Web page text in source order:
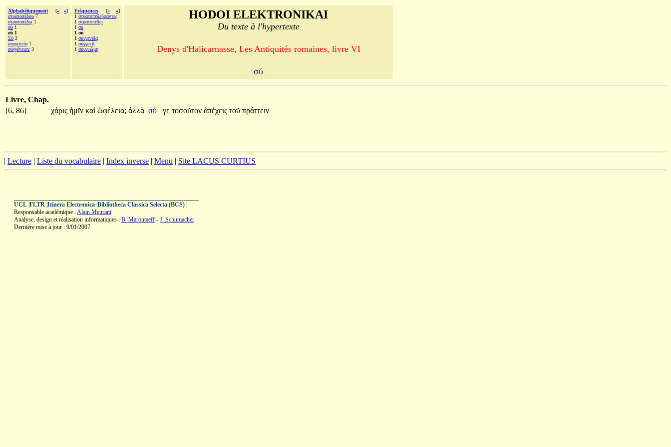
Alphabétiquement [« »]
στρατοπέδου 7
στρατοπέδῳ 1
σὺ 1
σύ 1
Σὺ 2
συγγενείᾳ 1
συγγένειαν 3
Fréquences [« »]
1 στρατοπεδεύσαντες
1 στρατοπέδῳ
1 σὺ
1 σύ
1 συγγενείᾳ
1 συγγενῆ
1 συγγνώμη
HODOI ELEKTRONIKAI
Du texte à l'hypertexte
Denys d'Halicarnasse, Les Antiquités romaines, livre VI
σύ
Livre, Chap.
[6, 86]
χάρις ἡμῖν καὶ ὠφέλεια; ἀλλὰ σύ γε τοσοῦτον ἀπέχεις τοῦ πράττειν
| Lecture | Liste du vocabulaire | Index inverse | Menu | Site LACUS CURTIUS
UCL FLTR Itinera Electronica Bibliotheca Classica Selecta (BCS)
Responsable académique :Alain Meurant
Analyse, design et réalisation informatiques : B. Maroutaeff - J. Schumacher
Dernière mise à jour : 9/01/2007